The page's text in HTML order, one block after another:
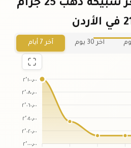
رسم بياني لسعر سبيكة ذهب 25 جرام
آخر 30 يوم آخر 7 أيام
٢٬١٠٠٫٠٠
٢٬٠٨٠٫٠٠
٢٬٠٦٠٫٠٠
٢٬٠٤٠٫٠٠
٢٬٠٢٠٫٠٠
٢٬٠٠٠٫٠٠